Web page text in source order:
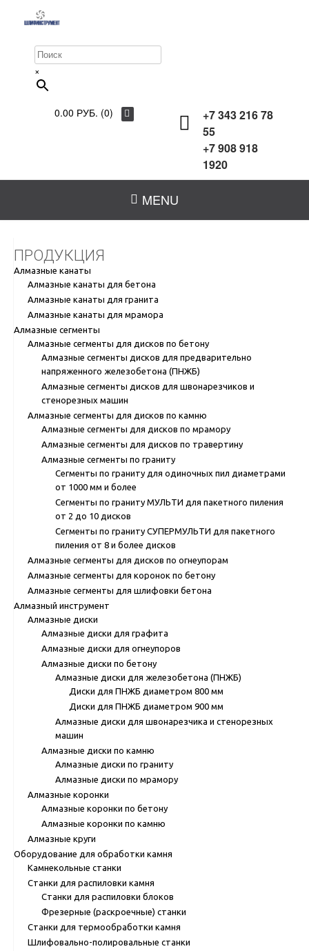
×
+7 343 216 78
55
+7 908 918
1920
0.00 РУБ. (0)
MENU
ПРОДУКЦИЯ
Алмазные канаты
Алмазные канаты для бетона
Алмазные канаты для гранита
Алмазные канаты для мрамора
Алмазные сегменты
Алмазные сегменты для дисков по бетону
Алмазные сегменты дисков для предварительно
напряженного железобетона (ПНЖБ)
Алмазные сегменты дисков для швонарезчиков и
стенорезных машин
Алмазные сегменты для дисков по камню
Алмазные сегменты для дисков по мрамору
Алмазные сегменты для дисков по травертину
Алмазные сегменты по граниту
Сегменты по граниту для одиночных пил диаметрами
от 1000 мм и более
Сегменты по граниту МУЛЬТИ для пакетного пиления
от 2 до 10 дисков
Сегменты по граниту СУПЕРМУЛЬТИ для пакетного
пиления от 8 и более дисков
Алмазные сегменты для дисков по огнеупорам
Алмазные сегменты для коронок по бетону
Алмазные сегменты для шлифовки бетона
Алмазный инструмент
Алмазные диски
Алмазные диски для графита
Алмазные диски для огнеупоров
Алмазные диски по бетону
Алмазные диски для железобетона (ПНЖБ)
Диски для ПНЖБ диаметром 800 мм
Диски для ПНЖБ диаметром 900 мм
Алмазные диски для швонарезчика и стенорезных
машин
Алмазные диски по камню
Алмазные диски по граниту
Алмазные диски по мрамору
Алмазные коронки
Алмазные коронки по бетону
Алмазные коронки по камню
Алмазные круги
Оборудование для обработки камня
Камнекольные станки
Станки для распиловки камня
Станки для распиловки блоков
Фрезерные (раскроечные) станки
Станки для термообработки камня
Шлифовально-полировальные станки